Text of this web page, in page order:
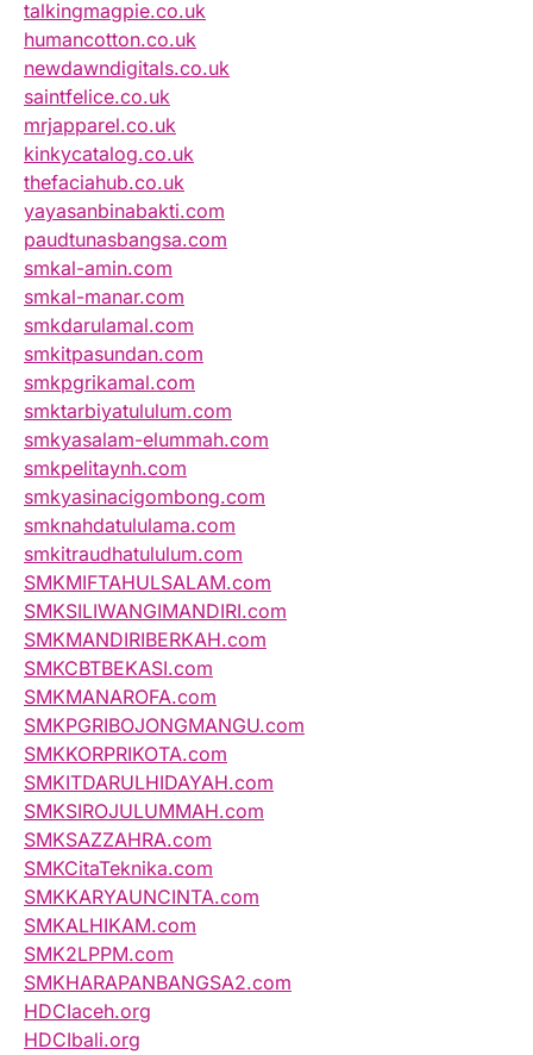
talkingmagpie.co.uk
humancotton.co.uk
newdawndigitals.co.uk
saintfelice.co.uk
mrjapparel.co.uk
kinkycatalog.co.uk
thefaciahub.co.uk
yayasanbinabakti.com
paudtunasbangsa.com
smkal-amin.com
smkal-manar.com
smkdarulamal.com
smkitpasundan.com
smkpgrikamal.com
smktarbiyatululum.com
smkyasalam-elummah.com
smkpelitaynh.com
smkyasinacigombong.com
smknahdatululama.com
smkitraudhatululum.com
SMKMIFTAHULSALAM.com
SMKSILIWANGIMANDIRI.com
SMKMANDIRIBERKAH.com
SMKCBTBEKASI.com
SMKMANAROFA.com
SMKPGRIBOJONGMANGU.com
SMKKORPRIKOTA.com
SMKITDARULHIDAYAH.com
SMKSIROJULUMMAH.com
SMKSAZZAHRA.com
SMKCitaTeknika.com
SMKKARYAUNCINTA.com
SMKALHIKAM.com
SMK2LPPM.com
SMKHARAPANBANGSA2.com
HDCIaceh.org
HDCIbali.org